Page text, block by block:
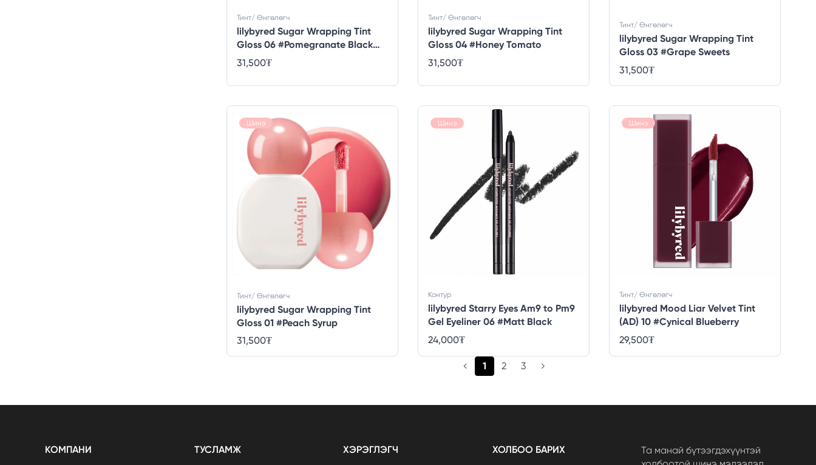
lilybyred Sugar Wrapping Tint
Gloss 06 #Pomegranate Black
Sugar
Тинт/ Өнгөлөгч
31,500₮
lilybyred Sugar Wrapping Tint
Gloss 04 #Honey Tomato
Тинт/ Өнгөлөгч
31,500₮
lilybyred Sugar Wrapping Tint
Gloss 03 #Grape Sweets
Тинт/ Өнгөлөгч
31,500₮
Шинэ
lilybyred Sugar Wrapping Tint
Gloss 01 #Peach Syrup
Тинт/ Өнгөлөгч
31,500₮
Шинэ
lilybyred Starry Eyes Am9 to Pm9
Gel Eyeliner 06 #Matt Black
Контур
24,000₮
Шинэ
lilybyred Mood Liar Velvet Tint
(AD) 10 #Cynical Blueberry
Тинт/ Өнгөлөгч
29,500₮
1
(current)2 3
КОМПАНИ ТУСЛАМЖ ХЭРЭГЛЭГЧ ХОЛБОО БАРИХ
Та манай бүтээгдэхүүнтэй